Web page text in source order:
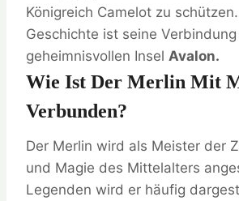
Königreich Camelot zu
Geschichte ist seine
geheimnisvollen Insel Avalon.
Wie Ist Der Merlin Mit
Verbunden?
Der Merlin wird als Meister der
und Magie des Mittelalters
Legenden wird er häufig